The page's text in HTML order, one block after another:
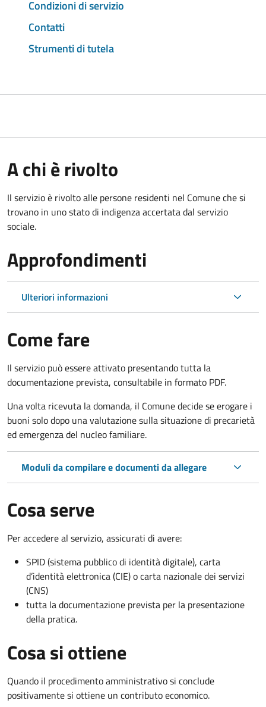
Condizioni di servizio
Contatti
Strumenti di tutela
A chi è rivolto
Il servizio è rivolto alle persone residenti nel Comune che si
trovano in uno stato di indigenza accertata dal servizio
sociale.
Approfondimenti
Ulteriori informazioni
Come fare
Il servizio può essere attivato presentando tutta la
documentazione prevista, consultabile in formato PDF.
Una volta ricevuta la domanda, il Comune decide se erogare i
buoni solo dopo una valutazione sulla situazione di precarietà
ed emergenza del nucleo familiare.
Moduli da compilare e documenti da allegare
Cosa serve
Per accedere al servizio, assicurati di avere:
SPID (sistema pubblico di identità digitale), carta
d’identità elettronica (CIE) o carta nazionale dei servizi
(CNS)
tutta la documentazione prevista per la presentazione
della pratica.
Cosa si ottiene
Quando il procedimento amministrativo si conclude
positivamente si ottiene un contributo economico.